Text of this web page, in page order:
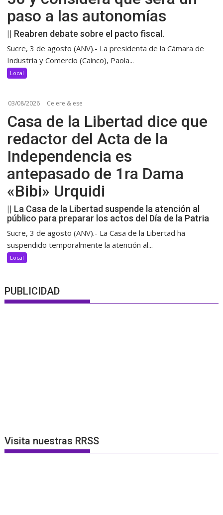
paso a las autonomías
|| Reabren debate sobre el pacto fiscal.
Sucre, 3 de agosto (ANV).- La presidenta de la Cámara de
Industria y Comercio (Cainco), Paola...
Local
03/08/2026 Ce ere & ese
Casa de la Libertad dice que
redactor del Acta de la
Independencia es
antepasado de 1ra Dama
«Bibi» Urquidi
|| La Casa de la Libertad suspende la atención al
público para preparar los actos del Día de la Patria
Sucre, 3 de agosto (ANV).- La Casa de la Libertad ha
suspendido temporalmente la atención al...
Local
PUBLICIDAD
Visita nuestras RRSS